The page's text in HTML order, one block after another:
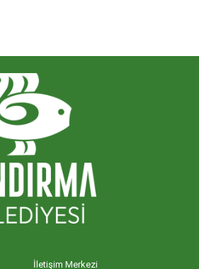
İletişim Merkezi